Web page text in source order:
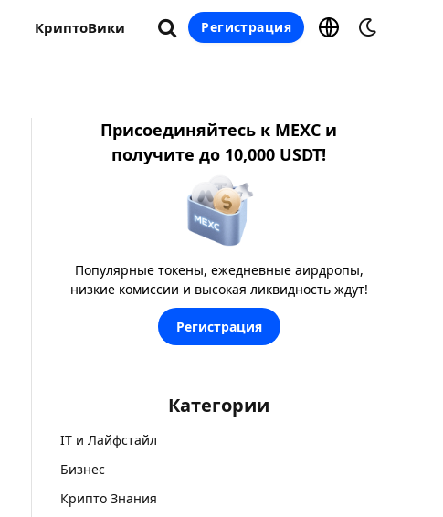
КриптоВики Регистрация
Присоединяйтесь к MEXC и
получите до 10,000 USDT!
Популярные токены, ежедневные аирдропы,
низкие комиссии и высокая ликвидность ждут!
Регистрация
Категории
IT и Лайфстайл
Бизнес
Крипто Знания